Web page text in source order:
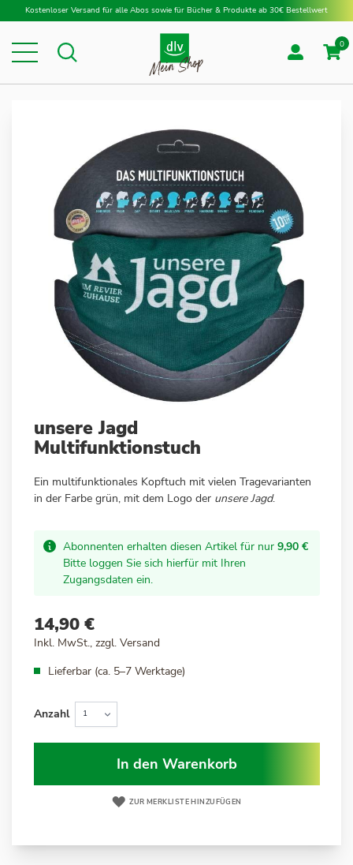
Direkt zum Inhalt
Kostenloser Versand für alle Abos sowie für Bücher & Produkte ab 30€ Bestellwert
0
Bildergalerie
springen
Anfang
der
springen
unsere Jagd
Multifunktionstuch
Ein multifunktionales Kopftuch mit vielen Tragevarianten
in der Farbe grün, mit dem Logo der unsere Jagd.
Abonnenten erhalten diesen Artikel für nur 9,90 €
Bitte loggen Sie sich hierfür mit Ihren
Zugangsdaten ein.
14,90 €
Inkl. MwSt., zzgl. Versand
Lieferbar (ca. 5–7 Werktage)
Anzahl
In den Warenkorb
ZUR MERKLISTE HINZUFÜGEN